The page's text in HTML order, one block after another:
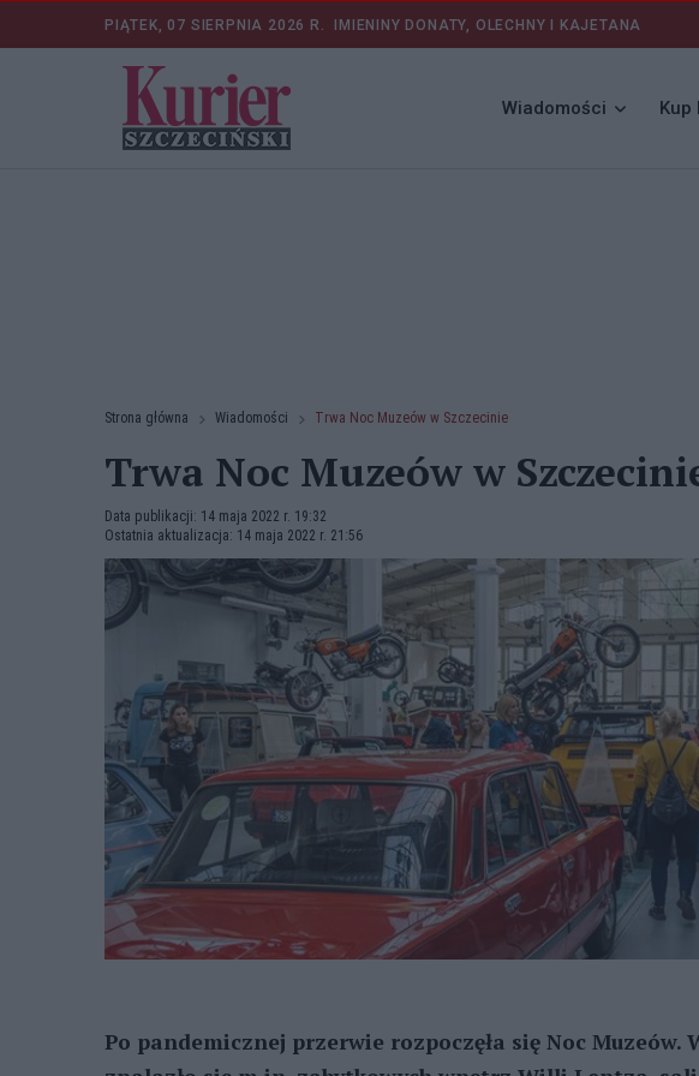
PIĄTEK, 07 SIERPNIA 2026 R. IMIENINY DONATY, OLECHNY I KAJETANA
Wiadomości Kup
Strona główna Wiadomości Trwa Noc Muzeów w Szczecinie
Trwa Noc Muzeów w
Data publikacji: 14 maja 2022 r. 19:32
Ostatnia aktualizacja: 14 maja 2022 r. 21:56
Po pandemicznej przerwie rozpoczęła się Noc